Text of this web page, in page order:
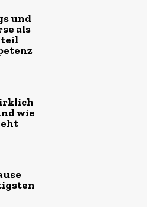
und
als
wie